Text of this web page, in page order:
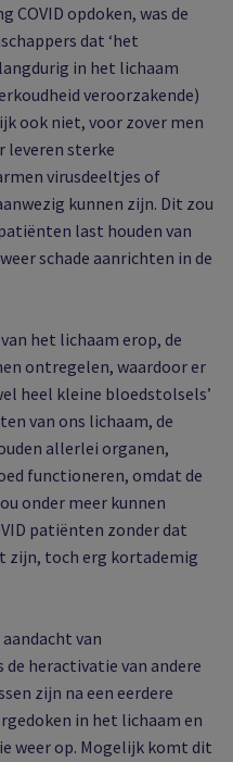
COVID opdoken, was de
dat ‘het
in het lichaam
veroorzakende)
ook niet, voor zover men
leveren sterke
virusdeeltjes of
kunnen zijn. Dit zou
last houden van
schade aanrichten in de
het lichaam erop, de
ontregelen, waardoor er
heel kleine bloedstolsels’
van ons lichaam, de
allerlei organen,
functioneren, omdat de
onder meer kunnen
patiënten zonder dat
zijn, toch erg kortademig
van
heractivatie van andere
zijn na een eerdere
in het lichaam en
weer op. Mogelijk komt dit